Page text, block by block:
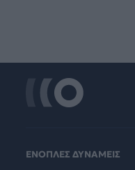
ΕΝΟΠΛΕΣ ΔΥΝΑΜΕΙΣ